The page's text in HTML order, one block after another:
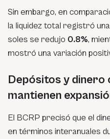
Sin embargo, en
la liquidez total registró
soles se redujo 0.8%,
mostró una variación
Depósitos y dinero
mantienen
El BCRP precisó que el
en términos interanuales